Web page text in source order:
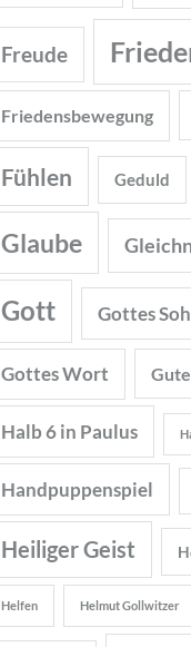
Freude
Friedensbewegung
Fühlen Geduld
Glaube
Gott Gottes
Gottes Wort
Halb 6 in Paulus
Handpuppenspiel
Heiliger Geist
Helfen Helmut Gollwitzer